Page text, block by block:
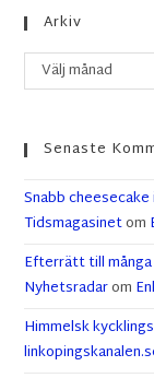
Arkiv
Välj månad
Senaste
Snabb
Tidsmagasinetom
Efterrätt till
Nyhetsradarom
Himmelsk